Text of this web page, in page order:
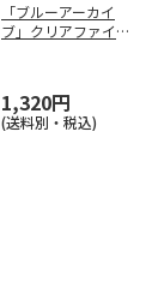
「ブルーアーカイ
ブ」クリアファイル
1,320円
(送料別・税込)